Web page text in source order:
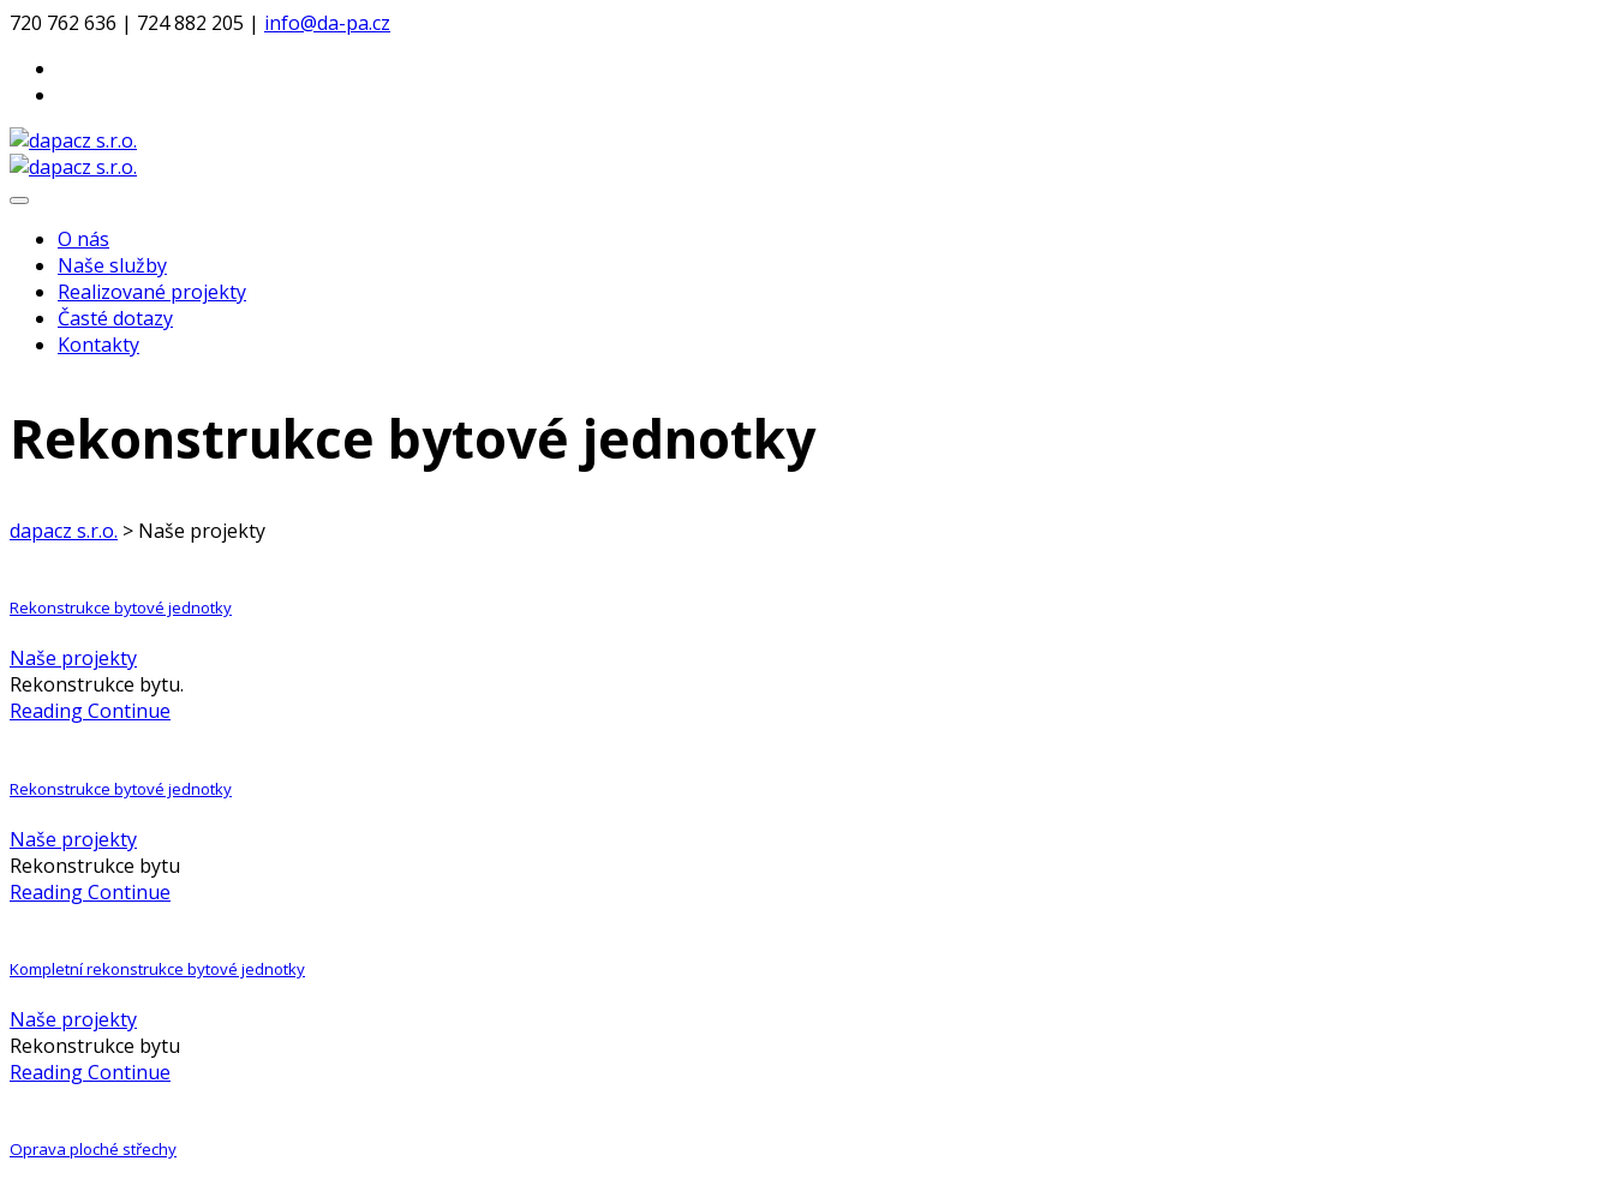
720 762 636 | 724 882 205 | info@da-pa.cz
O nás
Naše služby
Realizované projekty
Časté dotazy
Kontakty
Rekonstrukce bytové jednotky
dapacz s.r.o. > Naše projekty
Rekonstrukce bytové jednotky
Naše projekty
Rekonstrukce bytu.
Reading Continue
Rekonstrukce bytové jednotky
Naše projekty
Rekonstrukce bytu
Reading Continue
Kompletní rekonstrukce bytové jednotky
Naše projekty
Rekonstrukce bytu
Reading Continue
Oprava ploché střechy